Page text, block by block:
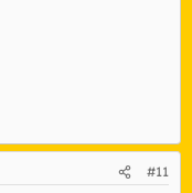
#11